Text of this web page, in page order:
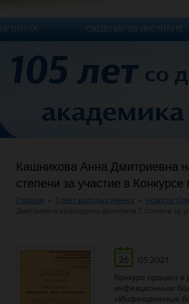
Кашникова Анна Дмитриевна
степени за участие в
Главная Совет молодых ученых Новости
26
05.2021
Конкурс прошел в
инфекционным
«Инфекционные
СВЕДЕНИЯ ОБ ИНСТИТУТЕ